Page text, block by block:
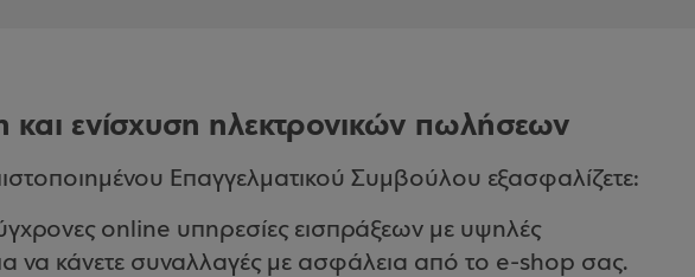
ενίσχυση ηλεκτρονικών πωλήσεων
Επαγγελματικού Συμβούλου εξασφαλίζετε:
online υπηρεσίες εισπράξεων με υψηλές
να κάνετε συναλλαγές με ασφάλεια από το e-shop σας.